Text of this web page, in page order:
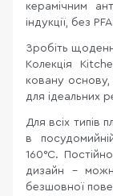
керамічним
індукції, без
Зробіть
Колекція
ковану основу,
для ідеальних
Для всіх типів
в
160°C.
дизайн -
безшовної